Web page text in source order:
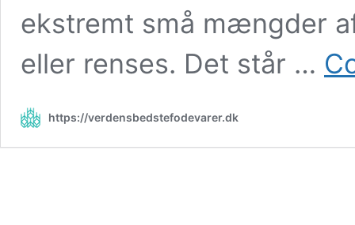
ekstremt små mængder
eller renses. Det står …
https://verdensbedstefodevarer.dk